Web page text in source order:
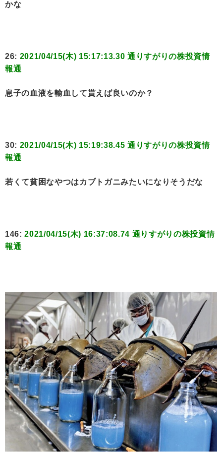
かな
26: 2021/04/15(木) 15:17:13.30 通りすがりの株投資情
報通
息子の血液を輸血して貰えば良いのか？
30: 2021/04/15(木) 15:19:38.45 通りすがりの株投資情
報通
若くて貧困なやつはカブトガニみたいになりそうだな
146:2021/04/15(木) 16:37:08.74 通りすがりの株投資情
報通